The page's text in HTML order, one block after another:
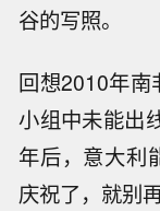
谷的写照。
回想2010年南
小组中未能出
年后，意大利
庆祝了，就别